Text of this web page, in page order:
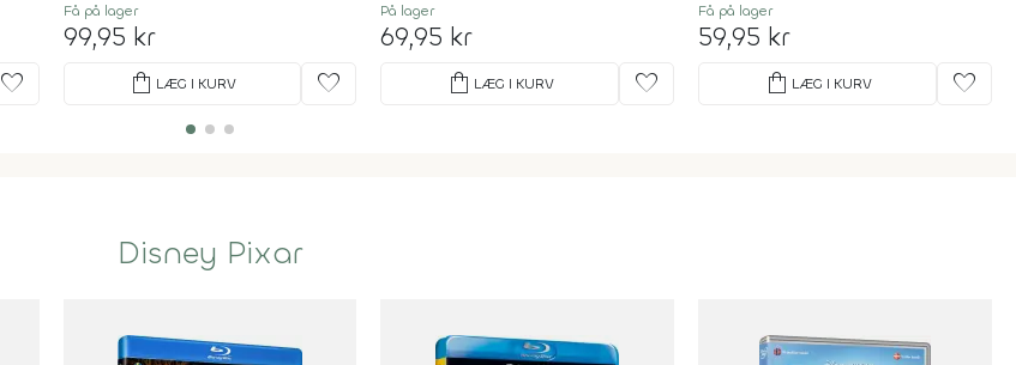
favorite
Få på lager
99,95 kr
shopping_bag LÆG I KURV favorite
På lager
69,95 kr
shopping_bag LÆG I KURV favorite
Få på lager
59,95 kr
shopping_bag LÆG I KURV favorite
Disney Pixar